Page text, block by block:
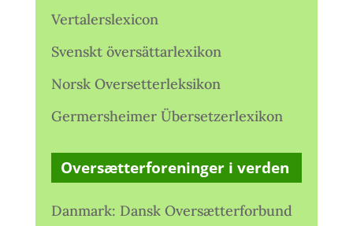
Vertalerslexicon
Svenskt översättarlexikon
Norsk Oversetterleksikon
Germersheimer Übersetzerlexikon
Oversætterforeninger i verden
Danmark: Dansk Oversætterforbund